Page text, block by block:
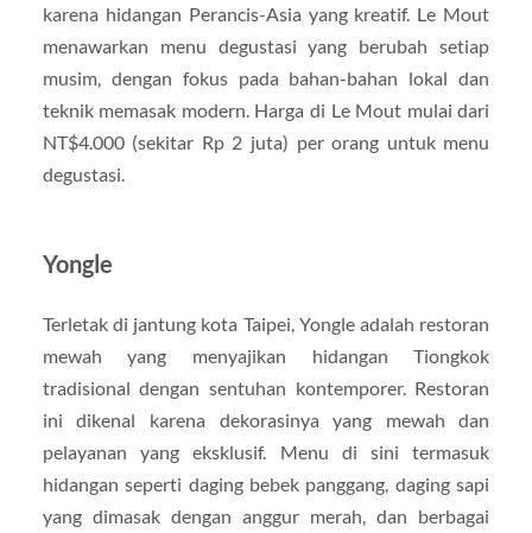
karena hidangan Perancis-Asia yang kreatif. Le Mout
menawarkan menu degustasi yang berubah setiap
musim, dengan fokus pada bahan-bahan lokal dan
teknik memasak modern. Harga di Le Mout mulai dari
NT$4.000 (sekitar Rp 2 juta) per orang untuk menu
degustasi.
Yongle
Terletak di jantung kota Taipei, Yongle adalah restoran
mewah yang menyajikan hidangan Tiongkok
tradisional dengan sentuhan kontemporer. Restoran
ini dikenal karena dekorasinya yang mewah dan
pelayanan yang eksklusif. Menu di sini termasuk
hidangan seperti daging bebek panggang, daging sapi
yang dimasak dengan anggur merah, dan berbagai